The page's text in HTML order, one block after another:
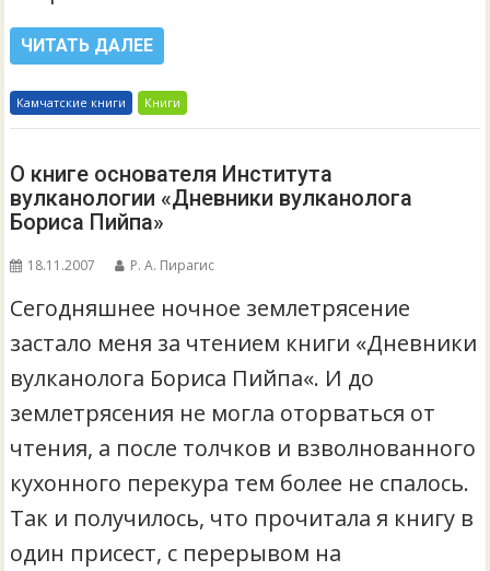
ЧИТАТЬ ДАЛЕЕ
Камчатские книги Книги
О книге основателя Института
вулканологии «Дневники вулканолога
Бориса Пийпа»
18.11.2007 Р. А. Пирагис
Сегодняшнее ночное землетрясение
застало меня за чтением книги «Дневники
вулканолога Бориса Пийпа«. И до
землетрясения не могла оторваться от
чтения, а после толчков и взволнованного
кухонного перекура тем более не спалось.
Так и получилось, что прочитала я книгу в
один присест, с перерывом на